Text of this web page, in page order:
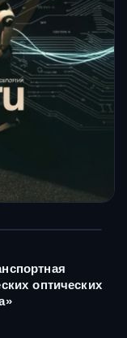
оптических